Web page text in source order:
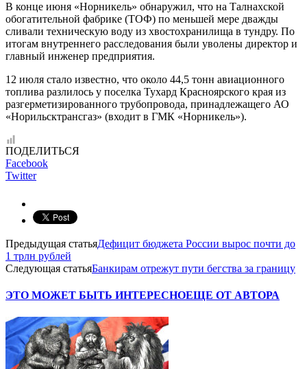
В конце июня «Норникель» обнаружил, что на Талнахской
обогатительной фабрике (ТОФ) по меньшей мере дважды
сливали техническую воду из хвостохранилища в тундру. По
итогам внутреннего расследования были уволены директор и
главный инженер предприятия.
12 июля стало известно, что около 44,5 тонн авиационного
топлива разлилось у поселка Тухард Красноярского края из
разгерметизированного трубопровода, принадлежащего АО
«Норильсктрансгаз» (входит в ГМК «Норникель»).
ПОДЕЛИТЬСЯ
Facebook
Twitter
Предыдущая статьяДефицит бюджета России вырос почти до
1 трлн рублей
Следующая статьяБанкирам отрежут пути бегства за границу
ЭТО МОЖЕТ БЫТЬ ИНТЕРЕСНОЕЩЕ ОТ АВТОРА